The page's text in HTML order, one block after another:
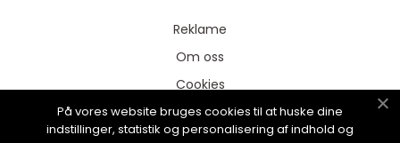
Reklame
Om oss
Cookies
Kontakt Oss
På vores website bruges cookies til at huske dine
indstillinger, statistik og personalisering af indhold og